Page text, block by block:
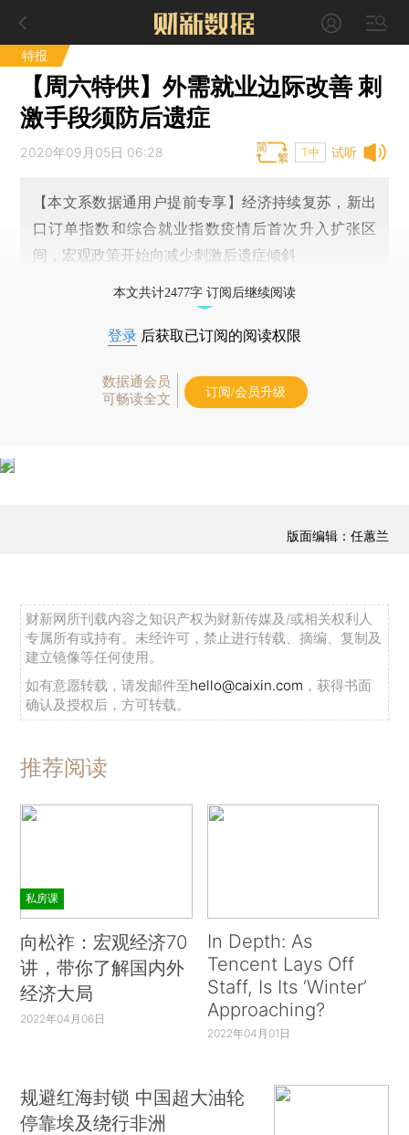
特报
【周六特供】外需就业边际改善 刺
激手段须防后遗症
试听
2020年09月05日 06:28 T中
【本文系数据通用户提前专享】经济持续复苏，新出
口订单指数和综合就业指数疫情后首次升入扩张区
间，宏观政策开始向减少刺激后遗症倾斜
本文共计2477字 订阅后继续阅读
登录 后获取已订阅的阅读权限
数据通会员
可畅读全文
订阅/会员升级
版面编辑：任蕙兰
财新网所刊载内容之知识产权为财新传媒及/或相关权利人
专属所有或持有。未经许可，禁止进行转载、摘编、复制及
建立镜像等任何使用。
如有意愿转载，请发邮件至hello@caixin.com ，获得书面
确认及授权后，方可转载。
推荐阅读
私房课
向松祚：宏观经济70
讲，带你了解国内外
经济大局
2022年04月06日
In Depth: As
Tencent Lays Off
Staff, Is Its ‘Winter’
Approaching?
2022年04月01日
规避红海封锁 中国超大油轮
停靠埃及绕行非洲